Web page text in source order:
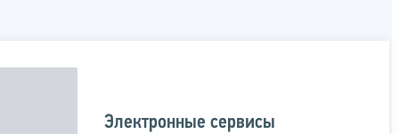
Электронные сервисы